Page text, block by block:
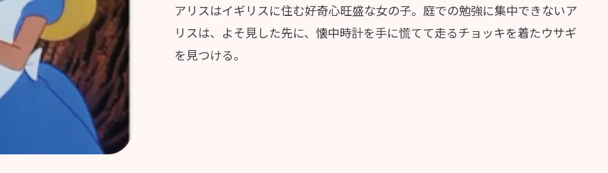
アリスはイギリスに住む好奇心旺盛な女の子。庭での勉強に集中できないア
リスは、よそ見した先に、懐中時計を手に慌てて走るチョッキを着たウサギ
を見つける。